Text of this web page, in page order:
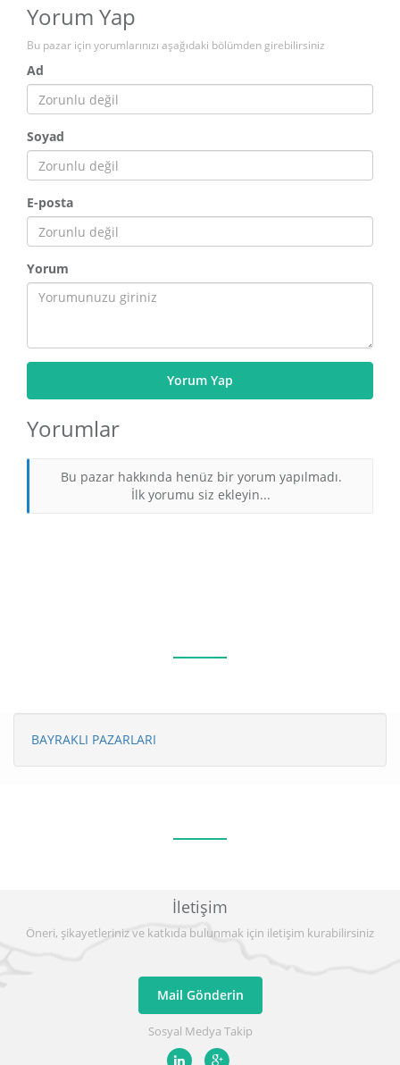
Yorum Yap
Bu pazar için yorumlarınızı aşağıdaki bölümden girebilirsiniz
Ad
Soyad
E-posta
Yorum
Yorum Yap
Yorumlar
Bu pazar hakkında henüz bir yorum yapılmadı.
İlk yorumu siz ekleyin...
BAYRAKLI PAZARLARI
İletişim
Öneri, şikayetleriniz ve katkıda bulunmak için iletişim kurabilirsiniz
Mail Gönderin
Sosyal Medya Takip